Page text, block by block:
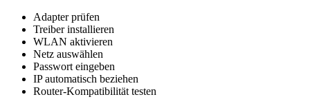
Adapter prüfen
Treiber installieren
WLAN aktivieren
Netz auswählen
Passwort eingeben
IP automatisch beziehen
Router-Kompatibilität testen